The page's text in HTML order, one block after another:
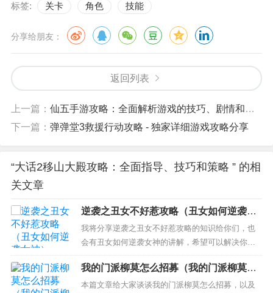
标签: 关卡 角色 技能
分享给朋友：
返回列表
上一篇： 仙五手游攻略：全面解析游戏的技巧、剧情和玩法
下一篇： 弹弹堂3救援行动攻略 - 独家详细游戏攻略分享
“大话2移山大殿攻略：全面指导、技巧和策略 ” 的相
关文章
逆袭之丑女不好惹攻略（丑女如何逆袭女
神）
我将分享逆袭之丑女不好惹攻略的知识给你们，也
会有丑女如何逆袭女神的讲解，希望可以解决你们
现在的问题！ 本文目录一览： 1、丑女应该如何逆
袭高富帅？ 2、长得不好看的女生如何逆袭撩到男
神？ 3、“丑女”如何才能逆袭成为女神？ 4、丑女怎
我的门派柳莫怎么招募（我的门派柳莫怎
么招募的）
本篇文章给大家谈谈我的门派柳莫怎么招募，以及